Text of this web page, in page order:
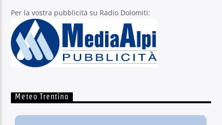
Per la vostra pubblicità su Radio Dolomiti:
Meteo Trentino